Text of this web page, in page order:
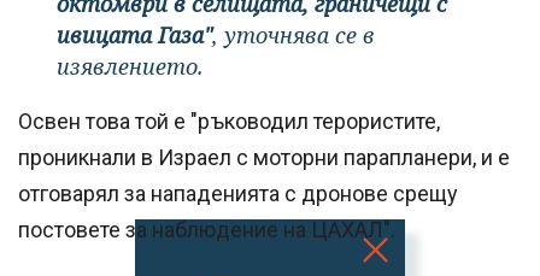
ивицата Газа", уточнява се в
изявлението.
Освен това той е "ръководил терористите,
проникнали в Израел с моторни парапланери, и е
отговарял за нападенията с дронове срещу
постовете за наблюдение на ЦАХАЛ".